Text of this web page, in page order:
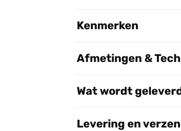
Kenmerken
Afmetingen &
Wat wordt
Levering en